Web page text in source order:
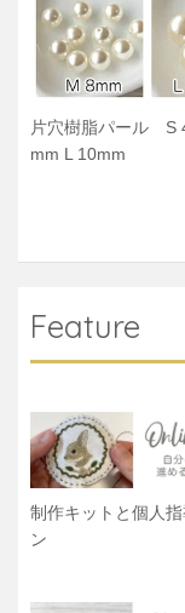
片穴樹脂パール S
mm L 10mm
Feature
制作キットと個人指
ン